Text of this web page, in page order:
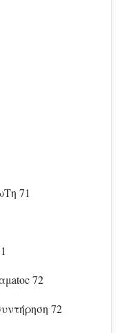
71
72
72